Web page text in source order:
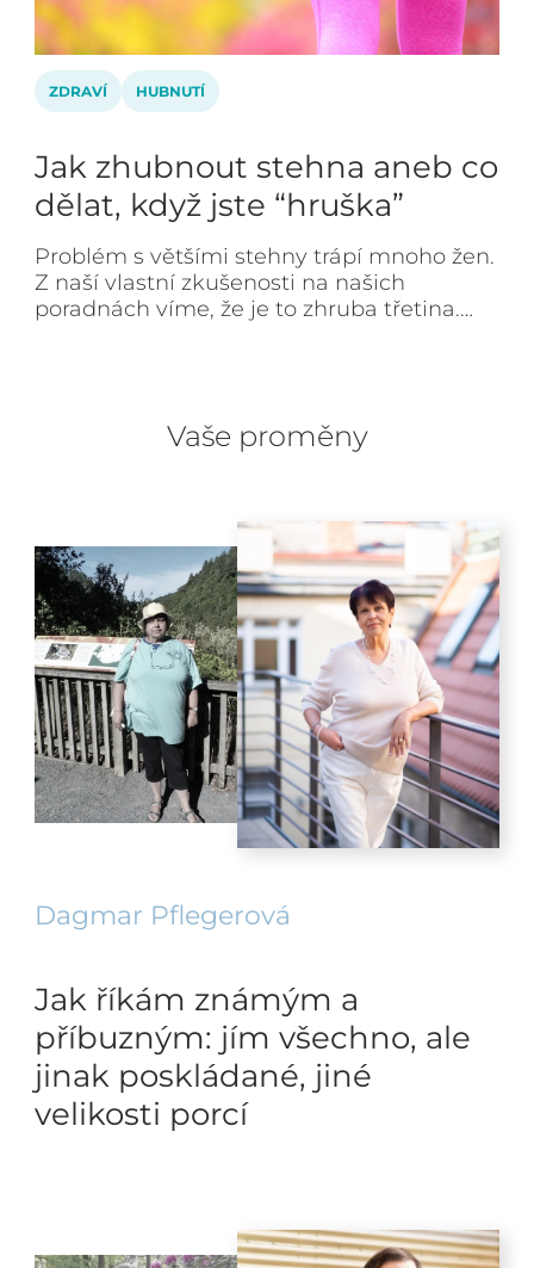
ZDRAVÍ HUBNUTÍ
Jak zhubnout stehna aneb co
dělat, když jste “hruška”
Problém s většími stehny trápí mnoho žen.
Z naší vlastní zkušenosti na našich
poradnách víme, že je to zhruba třetina.…
Vaše proměny
Dagmar Pflegerová
Jak říkám známým a
příbuzným: jím všechno, ale
jinak poskládané, jiné
velikosti porcí